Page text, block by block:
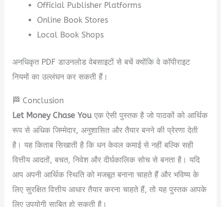
Official Publisher Platforms
Online Book Stores
Local Book Shops
अनधिकृत PDF डाउनलोड वेबसाइटों से बचें क्योंकि वे कॉपीराइट
नियमों का उल्लंघन कर सकती हैं।
🏁 Conclusion
Let Money Chase You एक ऐसी पुस्तक है जो पाठकों को आर्थिक
रूप से अधिक जिम्मेदार, अनुशासित और तैयार बनने की प्रेरणा देती
है। यह किताब सिखाती है कि धन केवल कमाई से नहीं बल्कि सही
वित्तीय आदतों, बचत, निवेश और दीर्घकालिक सोच से बनता है। यदि
आप अपनी आर्थिक स्थिति को मजबूत बनाना चाहते हैं और भविष्य के
लिए सुरक्षित वित्तीय आधार तैयार करना चाहते हैं, तो यह पुस्तक आपके
लिए उपयोगी साबित हो सकती है।